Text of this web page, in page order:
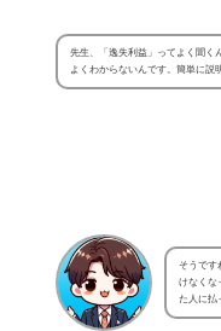
先生、「逸失利益」ってよく聞く
よくわからないんです。簡単に説
そうです
けなくな
た人に払